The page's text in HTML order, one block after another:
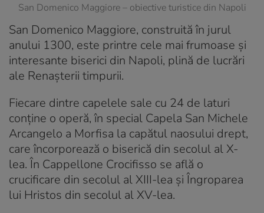
San Domenico Maggiore – obiective turistice din Napoli
San Domenico Maggiore, construită în jurul
anului 1300, este printre cele mai frumoase și
interesante biserici din Napoli, plină de lucrări
ale Renașterii timpurii.
Fiecare dintre capelele sale cu 24 de laturi
conține o operă, în special Capela San Michele
Arcangelo a Morfisa la capătul naosului drept,
care încorporează o biserică din secolul al X-
lea. În Cappellone Crocifisso se află o
crucificare din secolul al XIII-lea și Îngroparea
lui Hristos din secolul al XV-lea.